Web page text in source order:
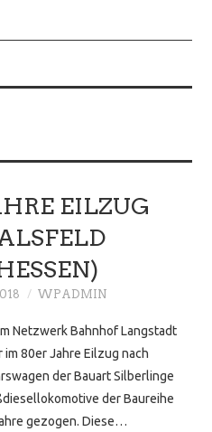
EILZUG
WPADMIN
Netzwerk Bahnhof Langstadt
80er Jahre Eilzug nach
der Bauart Silberlinge
der Baureihe
gezogen. Diese…